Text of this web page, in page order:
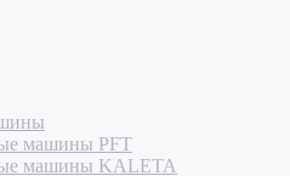
машины PFT
машины KALETA